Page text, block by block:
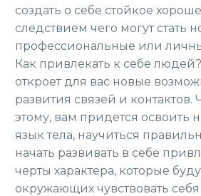
создать о себе стойкое
следствием чего могут стать
профессиональные или
Как привлекать к себе
откроет для вас новые
развития связей и контактов.
этому, вам придется освоить
язык тела, научиться
начать развивать в себе
черты характера, которые
окружающих чувствовать